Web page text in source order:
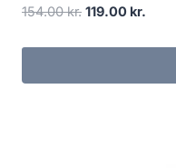
154.00kr. Den
pris
119.00 kr.
pris